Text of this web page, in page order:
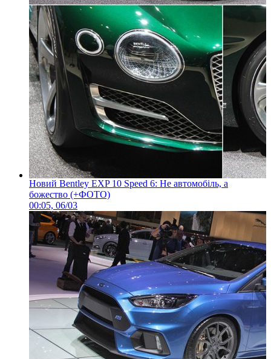
Новий Bentley EXP 10 Speed 6: Не автомобіль, а
божество (+ФОТО)
00:05, 06/03